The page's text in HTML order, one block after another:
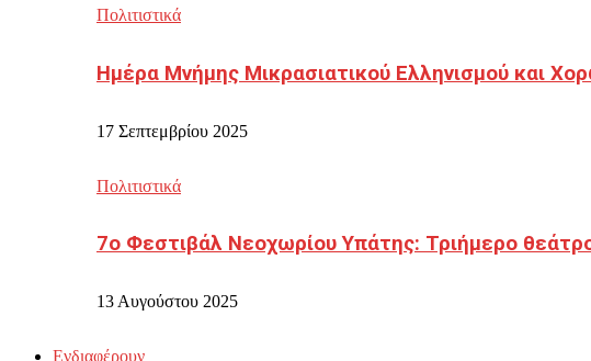
Πολιτιστικά
Ημέρα Μνήμης Μικρασιατικού Ελληνισμού και
17 Σεπτεμβρίου 2025
Πολιτιστικά
7ο Φεστιβάλ Νεοχωρίου Υπάτης: Τριήμερο
13 Αυγούστου 2025
Ενδιαφέρουν